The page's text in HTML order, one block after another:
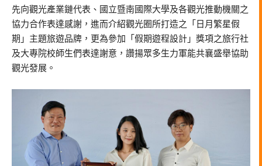
先向觀光產業鏈代表、國立暨南國際大學及各觀光推動機關之
協力合作表達感謝，進而介紹觀光圈所打造之「日月繁星假
期」主題旅遊品牌，更為參加「假期遊程設計」獎項之旅行社
及大專院校師生們表達謝意，讚揚眾多生力軍能共襄盛舉協助
觀光發展。